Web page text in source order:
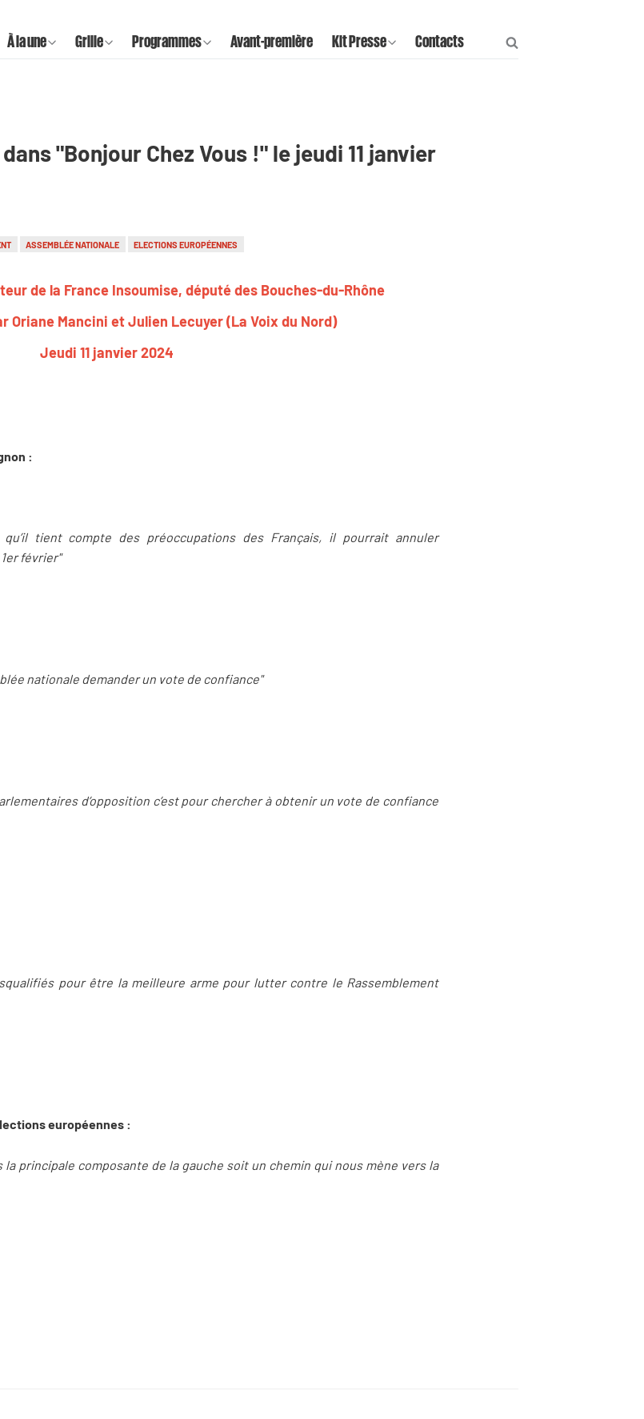
À la une Grille Programmes Avant-première Kit Presse Contacts
"Bonjour Chez Vous !" le jeudi 11 janvier
ASSEMBLÉE NATIONALE ELECTIONS EUROPÉENNES
de la France Insoumise, député des Bouches-du-Rhône
Oriane Mancini et Julien Lecuyer (La Voix du Nord)
Jeudi 11 janvier 2024
:
tient compte des préoccupations des Français, il pourrait annuler
février"
nationale demander un vote de confiance"
d’opposition c’est pour chercher à obtenir un vote de confiance
pour être la meilleure arme pour lutter contre le Rassemblement
européennes :
la principale composante de la gauche soit un chemin qui nous mène vers la